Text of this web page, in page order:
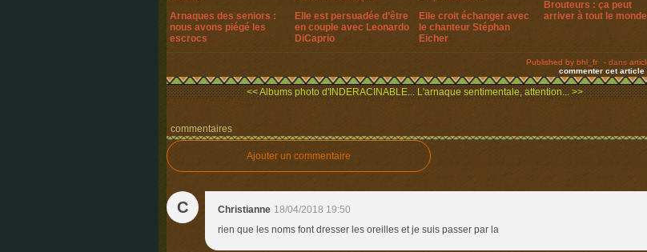
Arnaques des seniors :
nous avons piégé les
escrocs
Elle est persuadée d’être
en couple avec Leonardo
DiCaprio
Elle croit échanger avec
le chanteur Stéphan
Eicher
Brouteurs : ça peut
arriver à tout le
Published by bhl_fr - dans
commenter cet article
<< Albums photo d'INDERACINABLE... L'arnaque sentimentale, attention... >>
commentaires
Ajouter un commentaire
C Christianne 18/04/2018 19:50
rien que les noms font dresser les oreilles et je suis passer par la